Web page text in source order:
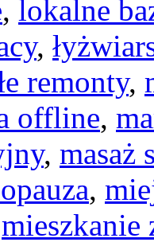
, lokalne
,
remonty,
offline,
, masaż
,
mieszkanie